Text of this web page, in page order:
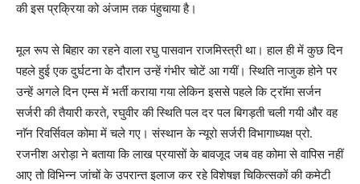
की इस प्रक्रिया को अंजाम तक पंहुचाया है।
मूल रूप से बिहार का रहने वाला रघु पासवान राजमिस्त्री था। हाल ही में कुछ दिन
पहले हुई एक दुर्घटना के दौरान उन्हें गंभीर चोटें आ गयीं। स्थिति नाजुक होने पर
उन्हें अगले दिन एम्स में भर्ती कराया गया लेकिन इससे पहले कि ट्राॅमा सर्जन
सर्जरी की तैयारी करते, रघुवीर की स्थिति पल दर पल बिगड़ती चली गयी और वह
नाॅन रिवर्सिवल कोमा में चले गए। संस्थान के न्यूरो सर्जरी विभागाध्यक्ष प्रो.
रजनीश अरोड़ा ने बताया कि लाख प्रयासों के बावजूद जब वह कोमा से वापिस नहीं
आए तो विभिन्न जांचों के उपरान्त इलाज कर रहे विशेषज्ञ चिकित्सकों की कमेटी